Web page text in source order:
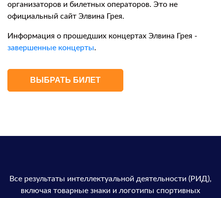
организаторов и билетных операторов. Это не
официальный сайт Элвина Грея.
Информация о прошедших концертах Элвина Грея -
завершенные концерты.
ВЫБРАТЬ БИЛЕТ
Все результаты интеллектуальной деятельности (РИД),
включая товарные знаки и логотипы спортивных